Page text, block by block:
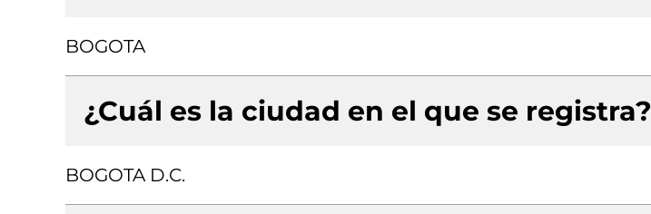
BOGOTA
¿Cuál es la ciudad en el que se registra?
BOGOTA D.C.